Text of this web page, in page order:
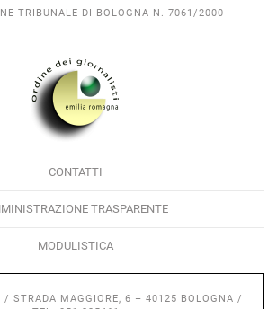
TRIBUNALE DI BOLOGNA N. 7061/2000
CONTATTI
TRASPARENTE
MODULISTICA
/ STRADA MAGGIORE, 6 – 40125 BOLOGNA /